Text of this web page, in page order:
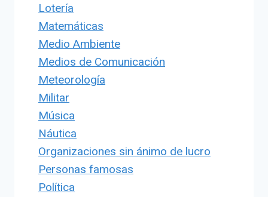
Lotería
Matemáticas
Medio Ambiente
Medios de Comunicación
Meteorología
Militar
Música
Náutica
Organizaciones sin ánimo de lucro
Personas famosas
Política